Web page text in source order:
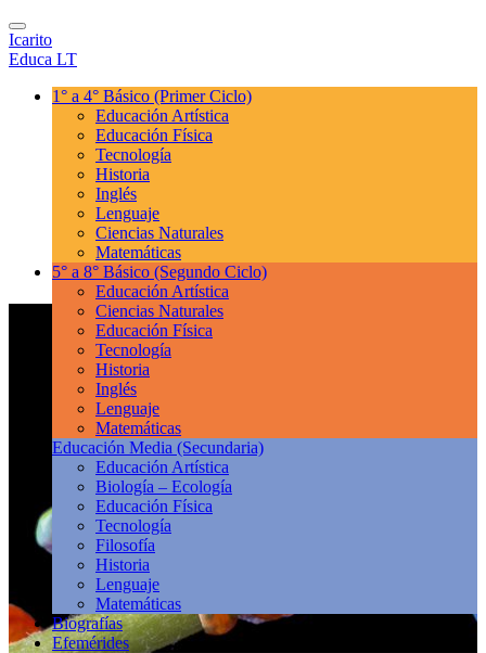
Icarito
Educa LT
1° a 4° Básico (Primer Ciclo)
Educación Artística
Educación Física
Tecnología
Historia
Inglés
Lenguaje
Ciencias Naturales
Matemáticas
5° a 8° Básico (Segundo Ciclo)
Educación Artística
Ciencias Naturales
Educación Física
Tecnología
Historia
Inglés
Lenguaje
Matemáticas
Educación Media (Secundaria)
Educación Artística
Biología – Ecología
Educación Física
Tecnología
Filosofía
Historia
Lenguaje
Matemáticas
Biografías
Efemérides